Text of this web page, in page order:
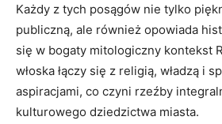
Każdy z tych posągów nie tylko
publiczną, ale również opowiada
się w bogaty mitologiczny kontekst
włoska łączy się z religią, władzą i
aspiracjami, co czyni rzeźby
kulturowego dziedzictwa miasta.